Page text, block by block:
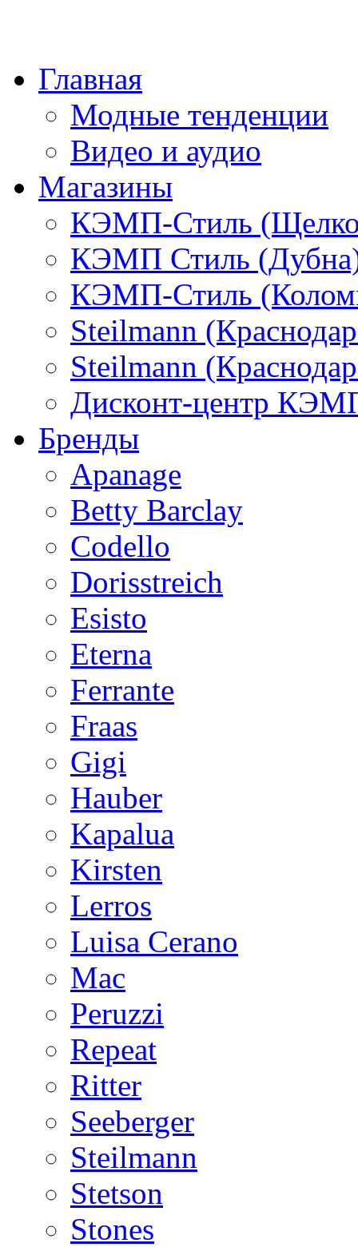
Главная
Модные тенденции
Видео и аудио
Магазины
КЭМП-Стиль
КЭМП Стиль
КЭМП-Стиль
Steilmann
Steilmann
Дисконт-центр
Бренды
Apanage
Betty Barclay
Codello
Dorisstreich
Esisto
Eterna
Ferrante
Fraas
Gigi
Hauber
Kapalua
Kirsten
Lerros
Luisa Cerano
Mac
Peruzzi
Repeat
Ritter
Seeberger
Steilmann
Stetson
Stones